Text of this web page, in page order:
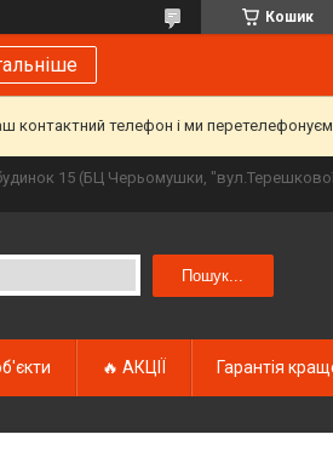
Кошик
контактний телефон і ми
15 (БЦ Черьомушки,
Пошук...
🔥 АКЦІЇ Гарантія